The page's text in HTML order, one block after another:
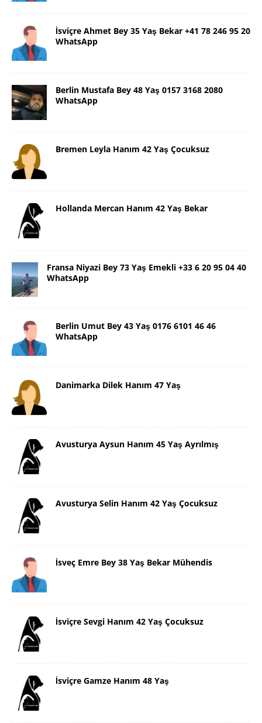
İsviçre Ahmet Bey 35 Yaş Bekar +41 78 246 95 20
WhatsApp
Berlin Mustafa Bey 48 Yaş 0157 3168 2080
WhatsApp
Bremen Leyla Hanım 42 Yaş Çocuksuz
Hollanda Mercan Hanım 42 Yaş Bekar
Fransa Niyazi Bey 73 Yaş Emekli +33 6 20 95 04 40
WhatsApp
Berlin Umut Bey 43 Yaş 0176 6101 46 46
WhatsApp
Danimarka Dilek Hanım 47 Yaş
Avusturya Aysun Hanım 45 Yaş Ayrılmış
Avusturya Selin Hanım 42 Yaş Çocuksuz
İsveç Emre Bey 38 Yaş Bekar Mühendis
İsviçre Sevgi Hanım 42 Yaş Çocuksuz
İsviçre Gamze Hanım 48 Yaş